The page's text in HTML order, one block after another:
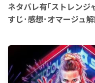
ネタバレ有｢ストレンジ
すじ･感想･オマージュ